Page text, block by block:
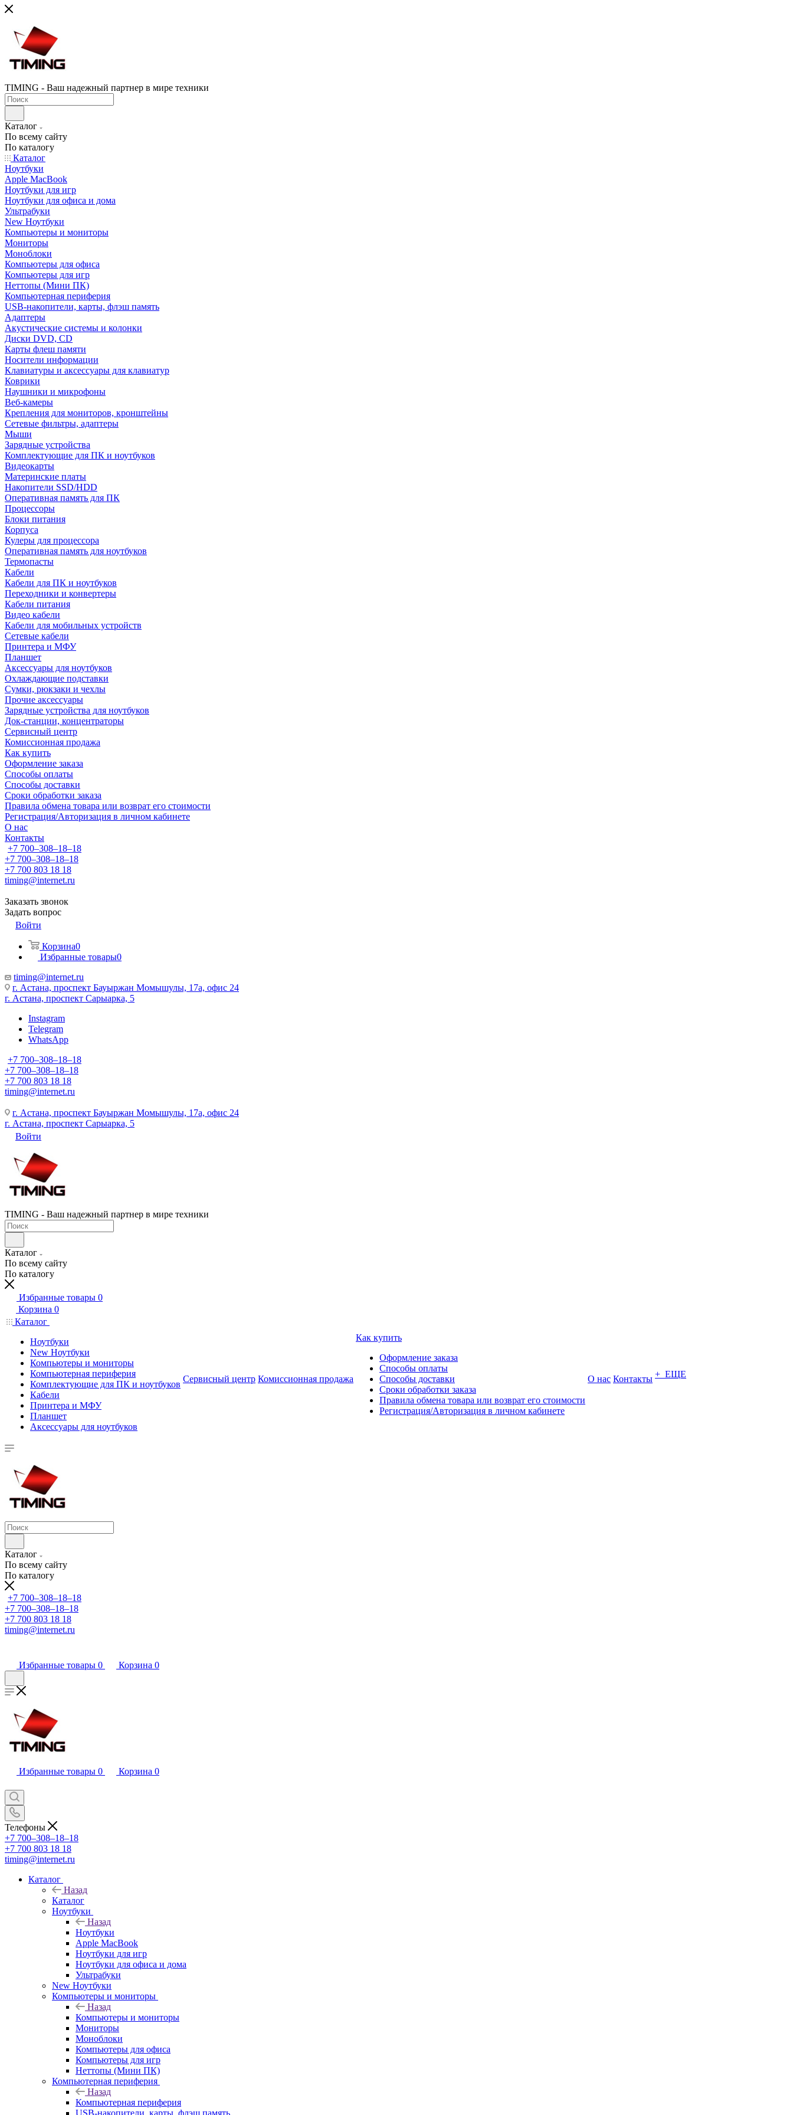
TIMING - Ваш надежный партнер в мире техники
Каталог
По всему сайту
По каталогу
Каталог
Ноутбуки
Apple MacBook
Ноутбуки для игр
Ноутбуки для офиса и дома
Ультрабуки
New Ноутбуки
Компьютеры и мониторы
Мониторы
Моноблоки
Компьютеры для офиса
Компьютеры для игр
Неттопы (Мини ПК)
Компьютерная периферия
USB-накопители, карты, флэш память
Адаптеры
Акустические системы и колонки
Диски DVD, CD
Карты флеш памяти
Носители информации
Клавиатуры и аксессуары для клавиатур
Коврики
Наушники и микрофоны
Веб-камеры
Крепления для мониторов, кронштейны
Сетевые фильтры, адаптеры
Мыши
Зарядные устройства
Комплектующие для ПК и ноутбуков
Видеокарты
Материнские платы
Накопители SSD/HDD
Оперативная память для ПК
Процессоры
Блоки питания
Корпуса
Кулеры для процессора
Оперативная память для ноутбуков
Термопасты
Кабели
Кабели для ПК и ноутбуков
Переходники и конвертеры
Кабели питания
Видео кабели
Кабели для мобильных устройств
Сетевые кабели
Принтера и МФУ
Планшет
Аксессуары для ноутбуков
Охлаждающие подставки
Сумки, рюкзаки и чехлы
Прочие аксессуары
Зарядные устройства для ноутбуков
Док-станции, концентраторы
Сервисный центр
Комиссионная продажа
Как купить
Оформление заказа
Способы оплаты
Способы доставки
Сроки обработки заказа
Правила обмена товара или возврат его стоимости
Регистрация/Авторизация в личном кабинете
О нас
Контакты
+7 700‒308‒18‒18
+7 700‒308‒18‒18
+7 700 803 18 18
timing@internet.ru
Заказать звонок
Задать вопрос
Войти
Корзина0
Избранные товары0
timing@internet.ru
г. Астана, проспект Бауыржан Момышулы, 17а, офис 24
г. Астана, проспект Сарыарка, 5
Instagram
Telegram
WhatsApp
+7 700‒308‒18‒18
+7 700‒308‒18‒18
+7 700 803 18 18
timing@internet.ru
г. Астана, проспект Бауыржан Момышулы, 17а, офис 24
г. Астана, проспект Сарыарка, 5
Войти
TIMING - Ваш надежный партнер в мире техники
Каталог
По всему сайту
По каталогу
Избранные товары 0
Корзина 0
Каталог
Ноутбуки
New Ноутбуки
Компьютеры и мониторы
Компьютерная периферия
Комплектующие для ПК и ноутбуков
Кабели
Принтера и МФУ
Планшет
Аксессуары для ноутбуков
Сервисный центр Комиссионная продажа
Как купить
Оформление заказа
Способы оплаты
Способы доставки
Сроки обработки заказа
Правила обмена товара или возврат его стоимости
Регистрация/Авторизация в личном кабинете
О нас Контакты + ЕЩЕ
Каталог
По всему сайту
По каталогу
+7 700‒308‒18‒18
+7 700‒308‒18‒18
+7 700 803 18 18
timing@internet.ru
Избранные товары 0 Корзина 0
Избранные товары 0 Корзина 0
Телефоны
+7 700‒308‒18‒18
+7 700 803 18 18
timing@internet.ru
Каталог
Назад
Каталог
Ноутбуки
Назад
Ноутбуки
Apple MacBook
Ноутбуки для игр
Ноутбуки для офиса и дома
Ультрабуки
New Ноутбуки
Компьютеры и мониторы
Назад
Компьютеры и мониторы
Мониторы
Моноблоки
Компьютеры для офиса
Компьютеры для игр
Неттопы (Мини ПК)
Компьютерная периферия
Назад
Компьютерная периферия
USB-накопители, карты, флэш память